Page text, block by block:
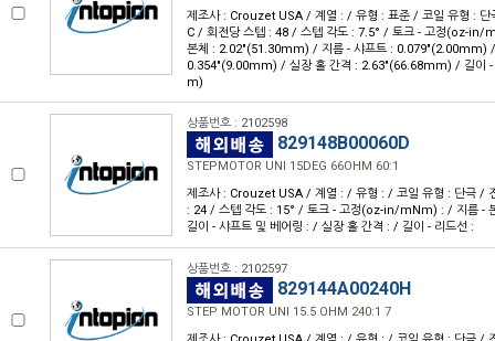
제조사 : Crouzet USA / 계열 : / 유형 : 표준 / 코일 유형 : 단
C / 회전당 스텝 : 48 / 스텝 각도 : 7.5° / 토크 - 고정(oz-
본체 : 2.02"(51.30mm) / 지름 - 샤프트 : 0.079"(2.00mm) /
0.354"(9.00mm) / 실장 홀 간격 : 2.63"(66.68mm) / 길이
m)
상품번호 : 2102598
829148B00060D
STEPMOTOR UNI 15DEG 66OHM 60:1
제조사 : Crouzet USA / 계열 : / 유형 : / 코일 유형 : 단극 /
: 24 / 스텝 각도 : 15° / 토크 - 고정(oz-in/mNm) : / 지름 -
길이 - 샤프트 및 베어링 : / 실장 홀 간격 : / 길이 - 리드선 :
상품번호 : 2102597
829144A00240H
STEP MOTOR UNI 15.5 OHM 240:1 7